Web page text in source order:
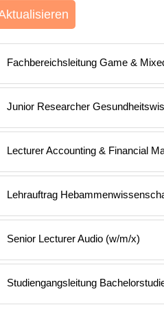
Fachbereichsleitung Game &
Junior Researcher
Lecturer Accounting & Financial
Lehrauftrag
Senior Lecturer Audio (w/m/x)
Studiengangsleitung